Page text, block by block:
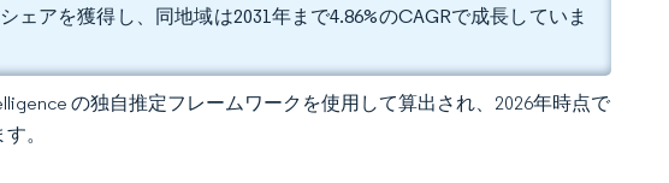
ェアを獲得し、同地域は2031年まで4.86%のCAGRで成長していま
の独自推定フレームワークを使用して算出され、2026年時点で
。